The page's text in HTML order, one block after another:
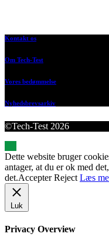
Kontakt os
Om Tech-Test
Vores bedømmelse
Nyhedsbrevsarkiv
©Tech-Test 2026
Dette website bruger
antager, at du er ok med
det.Accepter Reject Læs
Luk
Privacy Overview